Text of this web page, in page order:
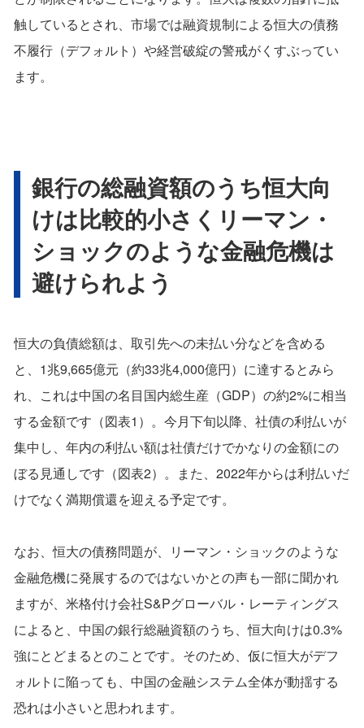
触しているとされ、市場では融資規制による恒大の債務
不履行（デフォルト）や経営破綻の警戒がくすぶってい
ます。
銀行の総融資額のうち恒大向
けは比較的小さくリーマン・
ショックのような金融危機は
避けられよう
恒大の負債総額は、取引先への未払い分などを含める
と、1兆9,665億元（約33兆4,000億円）に達するとみら
れ、これは中国の名目国内総生産（GDP）の約2%に相当
する金額です（図表1）。今月下旬以降、社債の利払いが
集中し、年内の利払い額は社債だけでかなりの金額にの
ぼる見通しです（図表2）。また、2022年からは利払いだ
けでなく満期償還を迎える予定です。
なお、恒大の債務問題が、リーマン・ショックのような
金融危機に発展するのではないかとの声も一部に聞かれ
ますが、米格付け会社S&Pグローバル・レーティングス
によると、中国の銀行総融資額のうち、恒大向けは0.3%
強にとどまるとのことです。そのため、仮に恒大がデフ
ォルトに陥っても、中国の金融システム全体が動揺する
恐れは小さいと思われます。